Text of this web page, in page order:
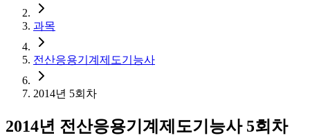
과목
전산응용기계제도기능사
2014년 5회차
2014년 전산응용기계제도기능사 5회차